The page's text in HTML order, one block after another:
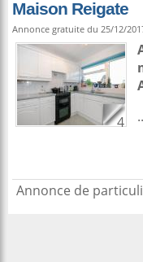
Maison Reigate
Annonce gratuite du 25/12/
4
Annonce de